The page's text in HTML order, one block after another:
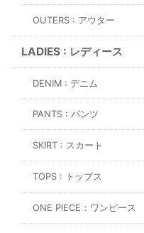
OUTERS : アウター
LADIES : レディース
DENIM : デニム
PANTS : パンツ
SKIRT : スカート
TOPS : トップス
ONE PIECE：ワンピース